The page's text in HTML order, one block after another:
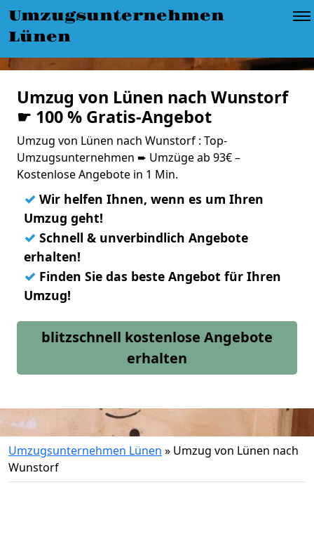
Umzugsunternehmen
Lünen
Umzug von Lünen nach Wunstorf
☛ 100 % Gratis-Angebot
Umzug von Lünen nach Wunstorf : Top-
Umzugsunternehmen ➨ Umzüge ab 93€ –
Kostenlose Angebote in 1 Min.
✓ Wir helfen Ihnen, wenn es um Ihren
Umzug geht!
✓ Schnell & unverbindlich Angebote
erhalten!
✓ Finden Sie das beste Angebot für Ihren
Umzug!
blitzschnell kostenlose Angebote
erhalten
Umzugsunternehmen Lünen » Umzug von Lünen nach
Wunstorf